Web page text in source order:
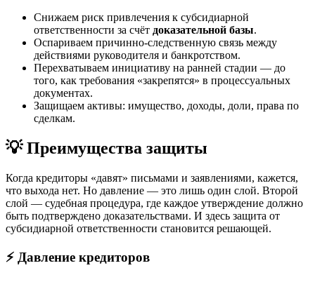
Снижаем риск привлечения к субсидиарной
ответственности за счёт доказательной базы.
Оспариваем причинно-следственную связь между
действиями руководителя и банкротством.
Перехватываем инициативу на ранней стадии — до
того, как требования «закрепятся» в процессуальных
документах.
Защищаем активы: имущество, доходы, доли, права по
сделкам.
💡 Преимущества защиты
Когда кредиторы «давят» письмами и заявлениями, кажется,
что выхода нет. Но давление — это лишь один слой. Второй
слой — судебная процедура, где каждое утверждение должно
быть подтверждено доказательствами. И здесь защита от
субсидиарной ответственности становится решающей.
⚡ Давление кредиторов